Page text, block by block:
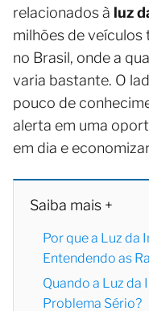
relacionados à luz
milhões de
no Brasil, onde a
varia bastante. O
pouco de
alerta em uma
em dia e
Saiba mais +
Por que a Luz da
Entendendo as
Quando a Luz da
Problema Sério?